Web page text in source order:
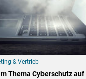
& Vertrieb
Thema Cyberschutz